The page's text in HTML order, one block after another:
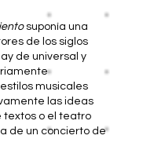
suponía una
de los siglos
de universal y
musicales
las ideas
textos o el teatro
de un concierto de